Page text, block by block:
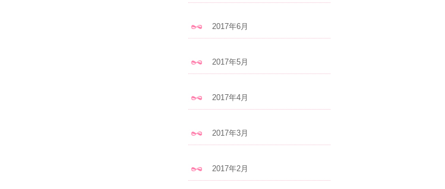
2017年6月
2017年5月
2017年4月
2017年3月
2017年2月